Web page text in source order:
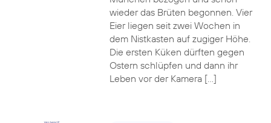
wieder das Brüten begonnen. Vier
Eier liegen seit zwei Wochen in
dem Nistkasten auf zugiger Höhe.
Die ersten Küken dürften gegen
Ostern schlüpfen und dann ihr
Leben vor der Kamera […]